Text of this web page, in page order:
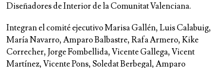
Diseñadores de Interior de la Comunitat Valenciana.
Integran el comité ejecutivo Marisa Gallén, Luis Calabuig,
María Navarro, Amparo Balbastre, Rafa Armero, Kike
Correcher, Jorge Fombellida, Vicente Gallega, Vicent
Martínez, Vicente Pons, Soledat Berbegal, Amparo